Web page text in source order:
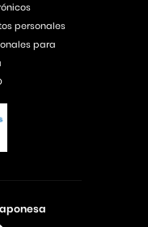
personales
para